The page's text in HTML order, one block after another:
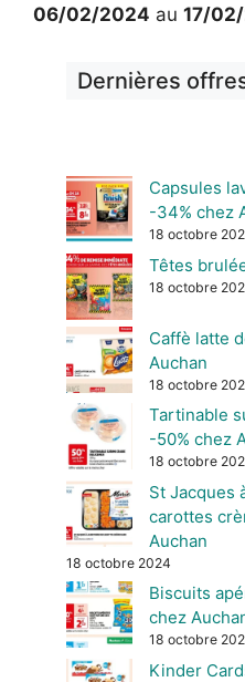
06/02/2024 au 17/
Dernières
Capsules
-34% chez
18 octobre
Têtes
18 octobre
Caffè latte
Auchan
18 octobre
Tartinable
-50% chez
18 octobre
St Jacques
carottes
Auchan
18 octobre 2024
Biscuits
chez
18 octobre
Kinder